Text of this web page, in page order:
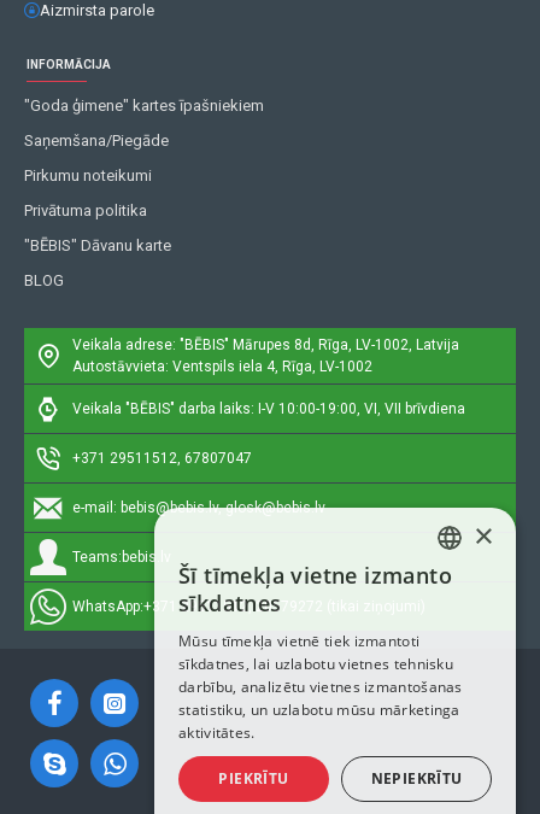
Aizmirsta parole
INFORMĀCIJA
"Goda ģimene" kartes īpašniekiem
Saņemšana/Piegāde
Pirkumu noteikumi
Privātuma politika
"BĒBIS" Dāvanu karte
BLOG
Veikala adrese: "BĒBIS" Mārupes 8d, Rīga, LV-1002, Latvija
Autostāvvieta: Ventspils iela 4, Rīga, LV-1002
Veikala "BĒBIS" darba laiks: I-V 10:00-19:00, VI, VII brīvdiena
+371 29511512, 67807047
e-mail: bebis@bebis.lv, glosk@bebis.lv
Teams: bebis.lv
WhatsApp:+371 29511512, 20579272 (tikai ziņojumi)
LATVIAN
ENGLISH
×
Šī tīmekļa vietne izmanto
sīkdatnes
Mūsu tīmekļa vietnē tiek izmantoti
sīkdatnes, lai uzlabotu vietnes tehnisku
darbību, analizētu vietnes izmantošanas
statistiku, un uzlabotu mūsu mārketinga
aktivitātes.
PIEKRĪTU NEPIEKRĪTU